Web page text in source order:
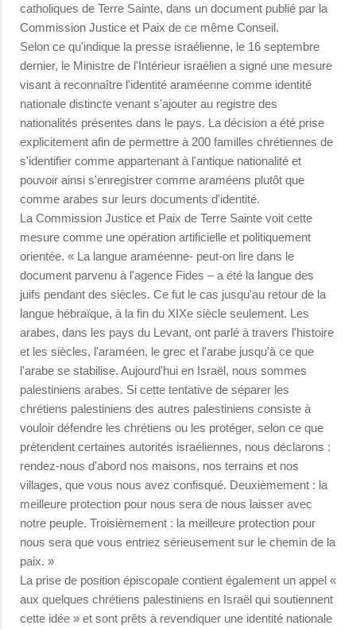
catholiques de Terre Sainte, dans un document publié par la
Commission Justice et Paix de ce même Conseil.
Selon ce qu'indique la presse israélienne, le 16 septembre
dernier, le Ministre de l'Intérieur israélien a signé une mesure
visant à reconnaître l'identité araméenne comme identité
nationale distincte venant s'ajouter au registre des
nationalités présentes dans le pays. La décision a été prise
explicitement afin de permettre à 200 familles chrétiennes de
s'identifier comme appartenant à l'antique nationalité et
pouvoir ainsi s'enregistrer comme araméens plutôt que
comme arabes sur leurs documents d'identité.
La Commission Justice et Paix de Terre Sainte voit cette
mesure comme une opération artificielle et politiquement
orientée. « La langue araméenne- peut-on lire dans le
document parvenu à l'agence Fides – a été la langue des
juifs pendant des siècles. Ce fut le cas jusqu'au retour de la
langue hébraïque, à la fin du XIXe siècle seulement. Les
arabes, dans les pays du Levant, ont parlé à travers l'histoire
et les siècles, l'araméen, le grec et l'arabe jusqu'à ce que
l'arabe se stabilise. Aujourd'hui en Israël, nous sommes
palestiniens arabes. Si cette tentative de séparer les
chrétiens palestiniens des autres palestiniens consiste à
vouloir défendre les chrétiens ou les protéger, selon ce que
prétendent certaines autorités israéliennes, nous déclarons :
rendez-nous d'abord nos maisons, nos terrains et nos
villages, que vous nous avez confisqué. Deuxièmement : la
meilleure protection pour nous sera de nous laisser avec
notre peuple. Troisièmement : la meilleure protection pour
nous sera que vous entriez sérieusement sur le chemin de la
paix. »
La prise de position épiscopale contient également un appel «
aux quelques chrétiens palestiniens en Israël qui soutiennent
cette idée » et sont prêts à revendiquer une identité nationale